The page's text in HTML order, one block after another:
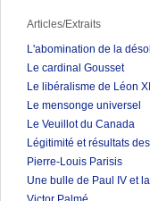
Articles/Extraits
L'abomination de la
Le cardinal Gousset
Le libéralisme de Léon XIII
Le mensonge universel
Le Veuillot du Canada
Légitimité et résultats
Pierre-Louis Parisis
Une bulle de Paul IV et